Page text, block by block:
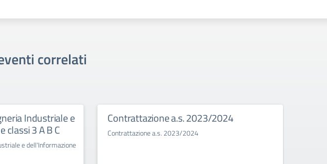
correlati
Industriale e
classi 3 A B C
e dell'Informazione
Contrattazione a.s. 2023/2024
Contrattazione a.s. 2023/2024